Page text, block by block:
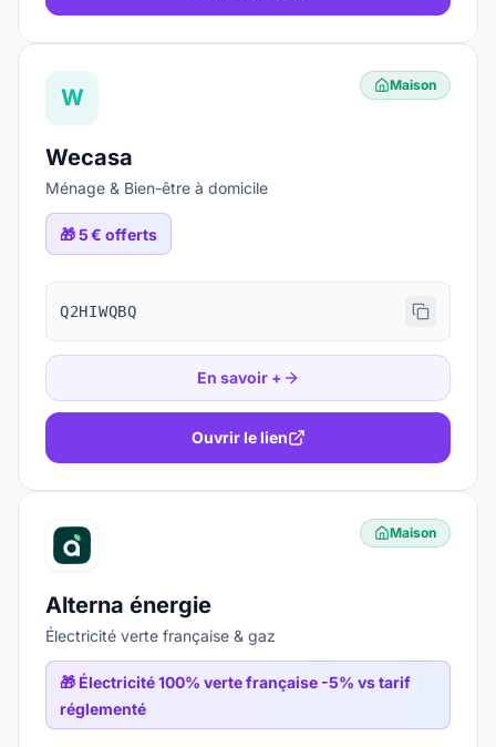
W Maison
Wecasa
Ménage & Bien-être à domicile
🎁5 € offerts
Q2HIWQBQ
En savoir +
Ouvrir le lien
Maison
Alterna énergie
Électricité verte française & gaz
🎁 Électricité 100% verte française -5% vs tarif
réglementé